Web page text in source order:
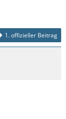
1. offizieller Beitrag